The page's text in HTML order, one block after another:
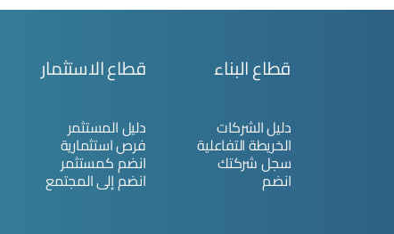
قطاع البناء
دليل الشركات
الخريطة التفاعلية
سجل شركتك
انضم
قطاع الاستثمار
دليل المستثمر
فرص استثمارية
انضم كمستثمر
انضم إلى المجتمع